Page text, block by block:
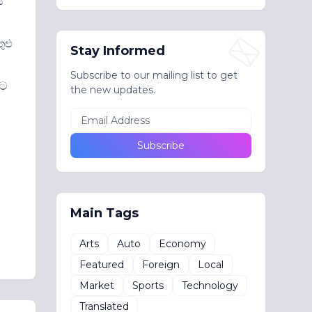
Stay Informed
Subscribe to our mailing list to get
the new updates.
Main Tags
Arts Auto
Economy
Featured
Foreign
Local
Market
Sports
Technology
Translated